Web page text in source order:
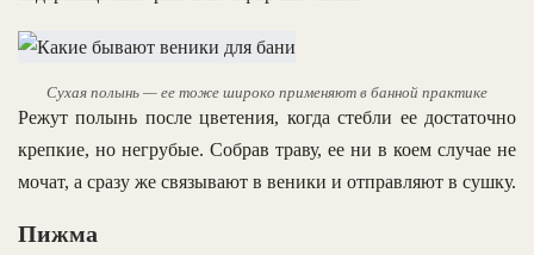
Сухая полынь — ее тоже широко применяют в банной практике
Режут полынь после цветения, когда стебли ее достаточно
крепкие, но негрубые. Собрав траву, ее ни в коем случае не
мочат, а сразу же связывают в веники и отправляют в сушку.
Пижма